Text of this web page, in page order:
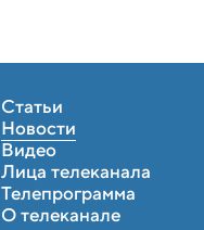
Статьи
Новости
Видео
Лица телеканала
Телепрограмма
О телеканале